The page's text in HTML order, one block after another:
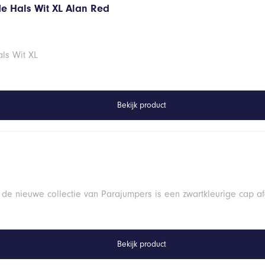
Hals Wit XL Alan Red
Wit XL
Bekijk product
nieuwe collectie van Parajumpers is een zwartkleurige cap
Bekijk product